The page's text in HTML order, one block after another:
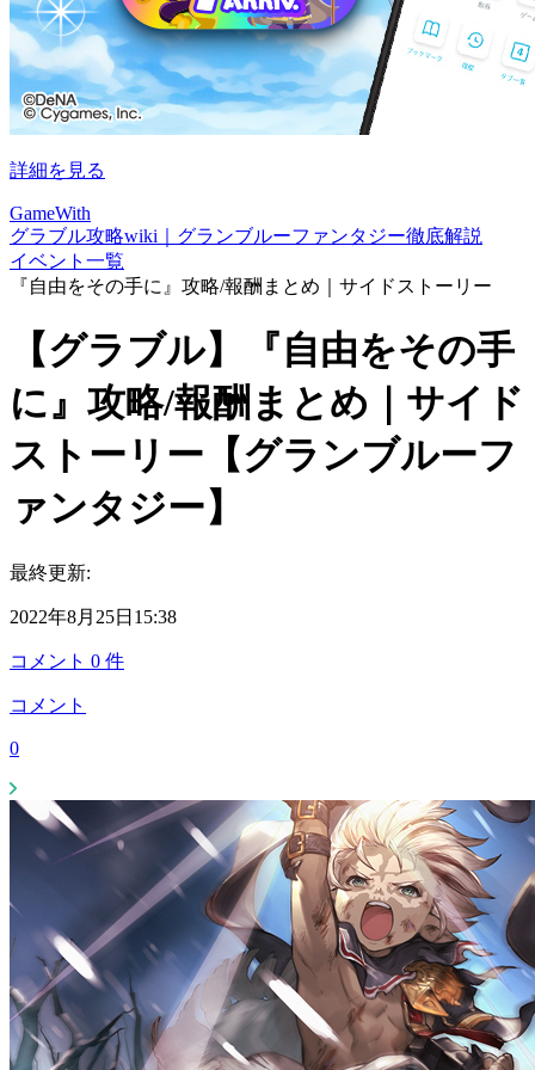
詳細を見る
GameWith
グラブル攻略wiki｜グランブルーファンタジー徹底解説
イベント一覧
『自由をその手に』攻略/報酬まとめ｜サイドストーリー
【グラブル】『自由をその手
に』攻略/報酬まとめ｜サイド
ストーリー【グランブルーフ
ァンタジー】
最終更新:
2022年8月25日15:38
コメント 0 件
コメント
0